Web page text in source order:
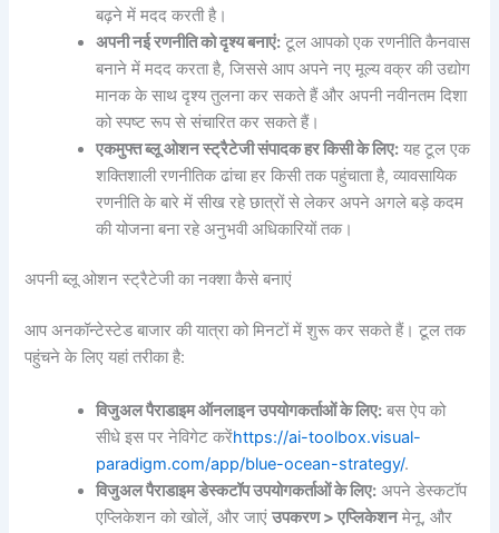
बढ़ने में मदद करती है।
अपनी नई रणनीति को दृश्य बनाएं: टूल आपको एक रणनीति कैनवास
बनाने में मदद करता है, जिससे आप अपने नए मूल्य वक्र की उद्योग
मानक के साथ दृश्य तुलना कर सकते हैं और अपनी नवीनतम दिशा
को स्पष्ट रूप से संचारित कर सकते हैं।
एकमुफ्त ब्लू ओशन स्ट्रैटेजी संपादकहर किसी के लिए: यह टूल एक
शक्तिशाली रणनीतिक ढांचा हर किसी तक पहुंचाता है, व्यावसायिक
रणनीति के बारे में सीख रहे छात्रों से लेकर अपने अगले बड़े कदम
की योजना बना रहे अनुभवी अधिकारियों तक।
अपनी ब्लू ओशन स्ट्रैटेजी का नक्शा कैसे बनाएं
आप अनकॉन्टेस्टेड बाजार की यात्रा को मिनटों में शुरू कर सकते हैं। टूल तक
पहुंचने के लिए यहां तरीका है:
विजुअल पैराडाइम ऑनलाइन उपयोगकर्ताओं के लिए: बस ऐप को
सीधे इस पर नेविगेट करेंhttps://ai-toolbox.visual-
paradigm.com/app/blue-ocean-strategy/.
विजुअल पैराडाइम डेस्कटॉप उपयोगकर्ताओं के लिए: अपने डेस्कटॉप
एप्लिकेशन को खोलें, और जाएंउपकरण > एप्लिकेशनमेनू, और